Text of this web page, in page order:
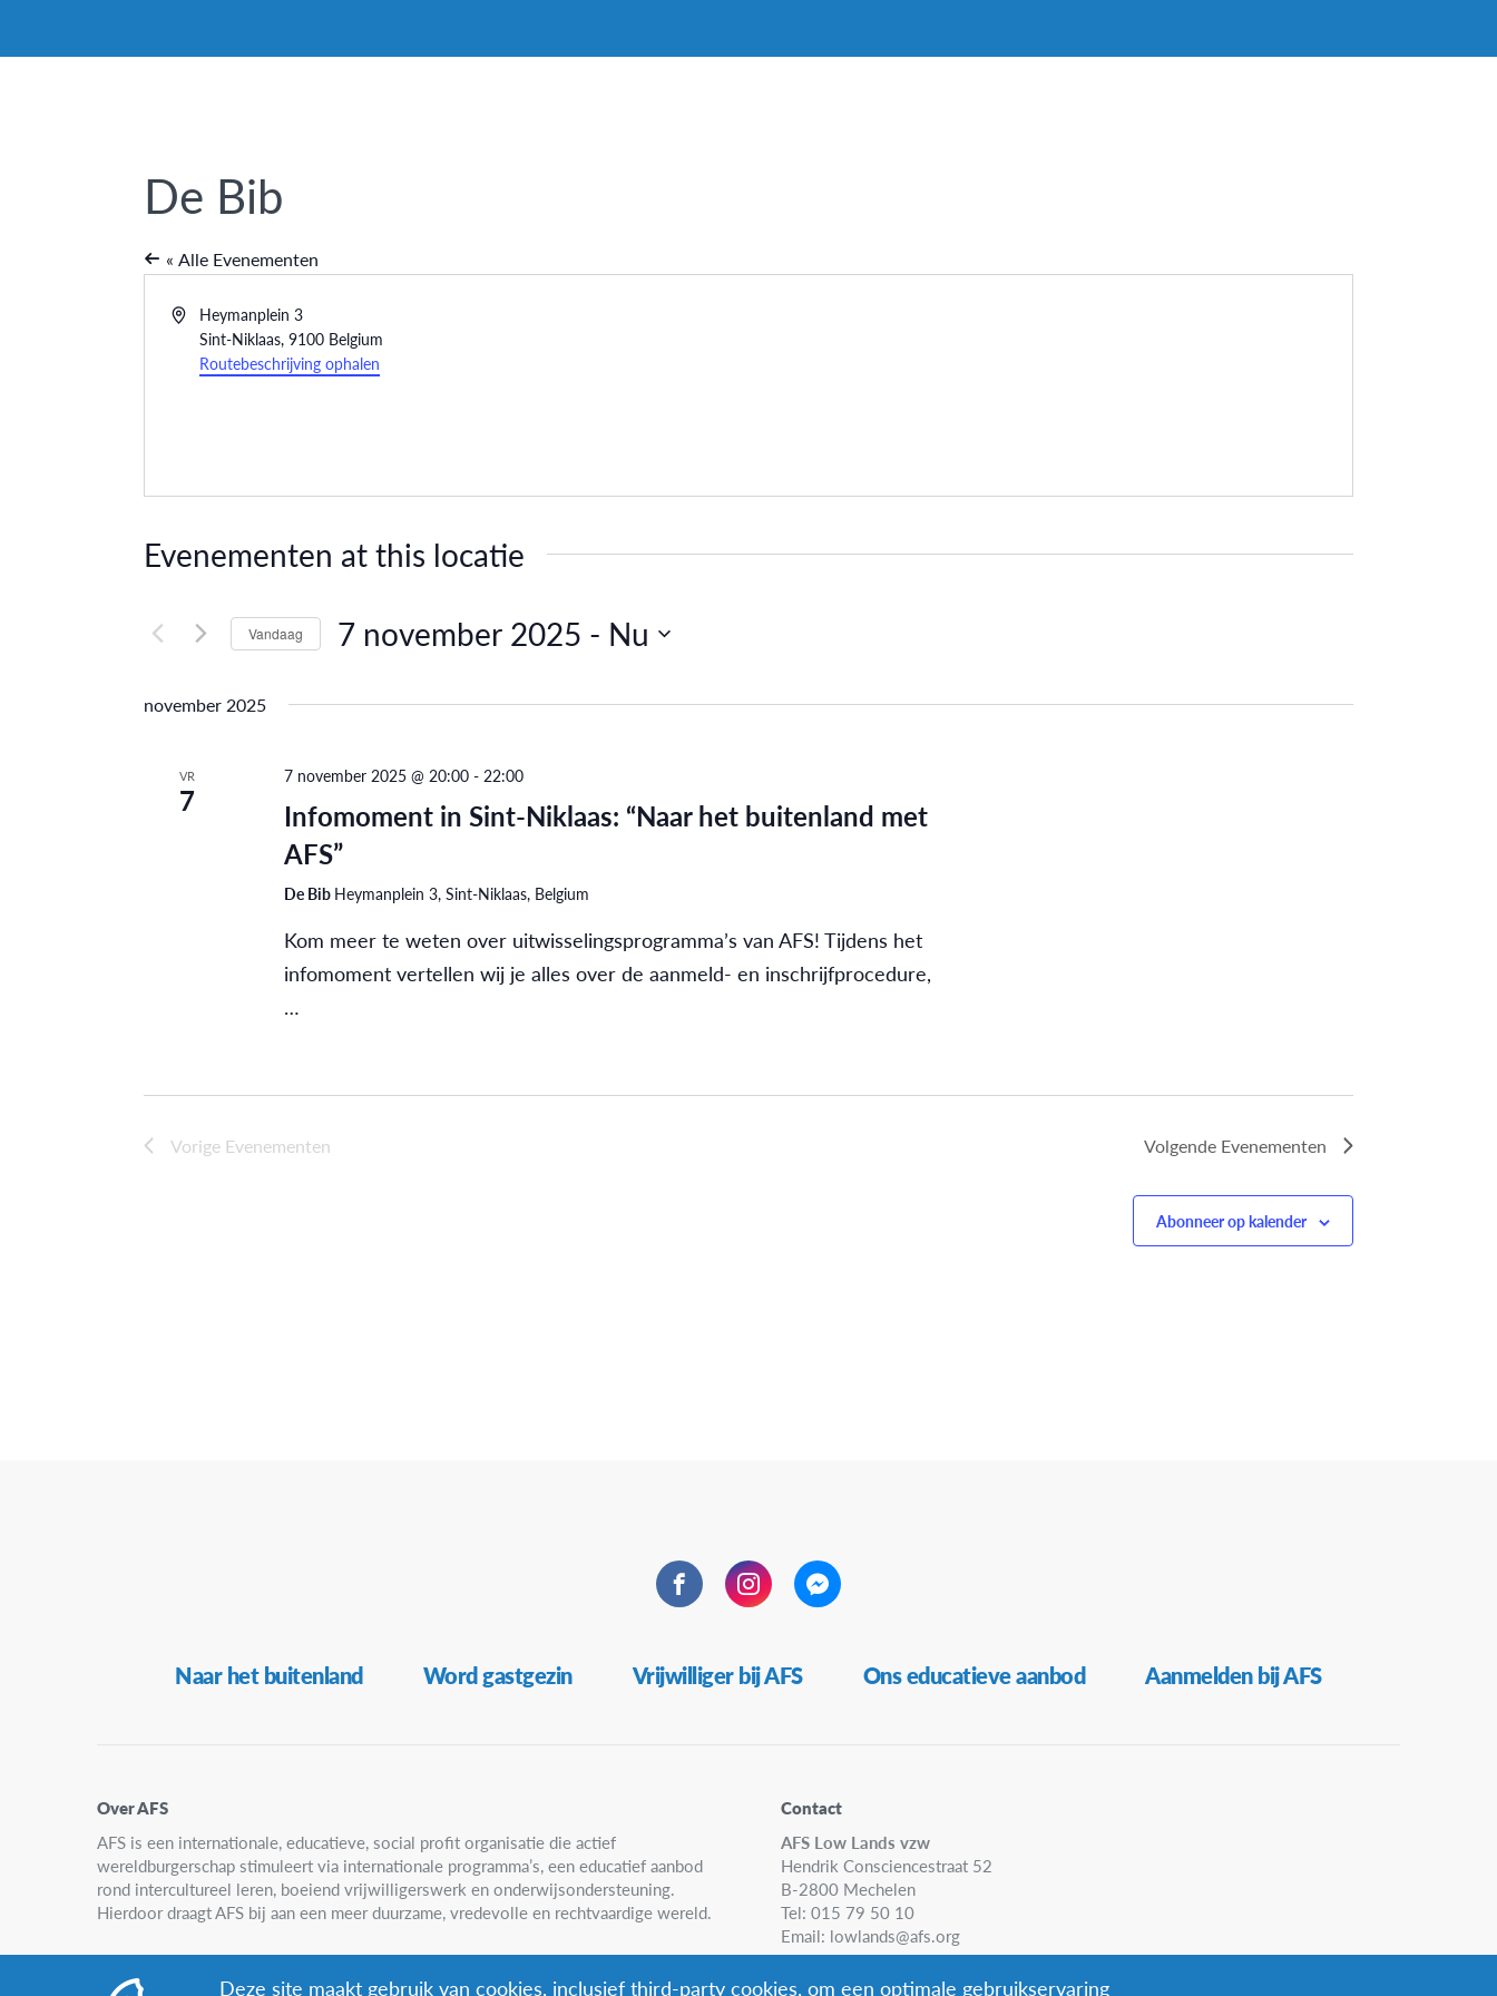
De Bib
« Alle Evenementen
AdresHeymanplein 3
Sint-Niklaas, 9100 Belgium
Routebeschrijving ophalen
Evenementen at this locatie
Vandaag 7 november 2025 - Nu
november 2025
VR
7
7 november 2025 @ 20:00- 22:00
Infomoment in Sint-Niklaas: “Naar het buitenland met
AFS”
De Bib Heymanplein 3, Sint-Niklaas, Belgium
Kom meer te weten over uitwisselingsprogramma’s van AFS! Tijdens het
infomoment vertellen wij je alles over de aanmeld- en inschrijfprocedure,
…
Vorige Evenementen Volgende Evenementen
Abonneer op kalender
FacebookInstagramMessenger
Naar het buitenland Word gastgezin Vrijwilliger bij AFS Ons educatieve aanbod Aanmelden bij AFS
Contact
AFS Low Lands vzw
Hendrik Consciencestraat 52
B-2800 Mechelen
Tel: 015 79 50 10
Email: lowlands@afs.org
Over AFS
AFS is een internationale, educatieve, social profit organisatie die actief
wereldburgerschap stimuleert via internationale programma’s, een educatief aanbod
rond intercultureel leren, boeiend vrijwilligerswerk en onderwijsondersteuning.
Hierdoor draagt AFS bij aan een meer duurzame, vredevolle en rechtvaardige wereld.
Deze site maakt gebruik van cookies, inclusief third-party cookies, om een optimale gebruikservaring